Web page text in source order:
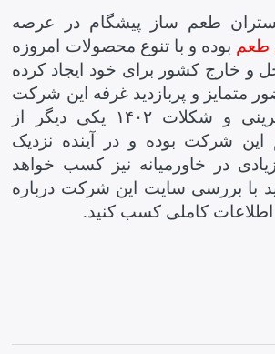
طعم ساز پیشگام در عرصه
طعم بوده و با تنوع محصولات امروزه
و خارج کشور برای خود ایجاد کرده
متمایز و پربازدید غرفه این شرکت
و شکلات۱۴۰۲
یکی دیگر از
این شرکت بوده و در آینده نزدیک
زیادی در خاورمیانه نیز کسب خواهد
با بررسی سایت این شرکت درباره
کاملی کسب کنید.